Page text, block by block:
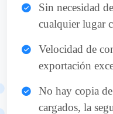
Sin necesidad
cualquier lugar
Velocidad de
exportación
No hay copia
cargados, la